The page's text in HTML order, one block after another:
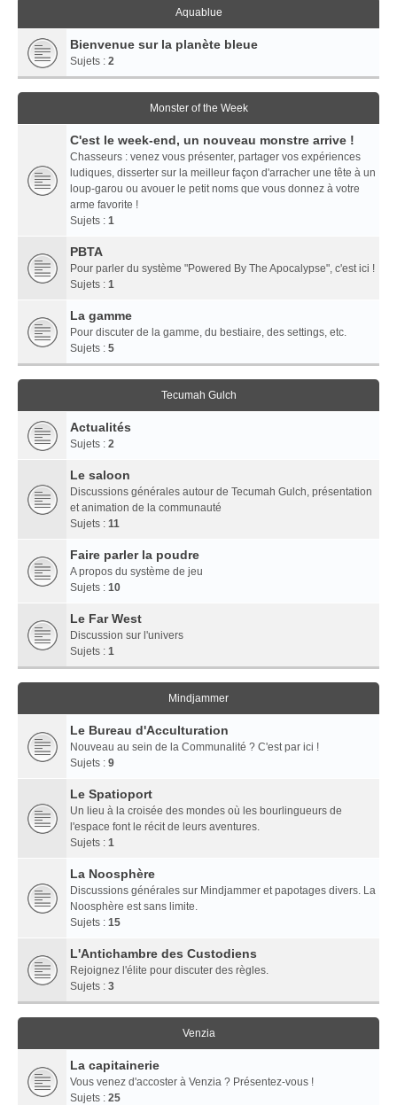
Aquablue
Bienvenue sur la planète bleue
Sujets : 2
Monster of the Week
C'est le week-end, un nouveau monstre arrive !
Chasseurs : venez vous présenter, partager vos expériences
ludiques, disserter sur la meilleur façon d'arracher une tête à un
loup-garou ou avouer le petit noms que vous donnez à votre
arme favorite !
Sujets : 1
PBTA
Pour parler du système "Powered By The Apocalypse", c'est ici !
Sujets : 1
La gamme
Pour discuter de la gamme, du bestiaire, des settings, etc.
Sujets : 5
Tecumah Gulch
Actualités
Sujets : 2
Le saloon
Discussions générales autour de Tecumah Gulch, présentation
et animation de la communauté
Sujets : 11
Faire parler la poudre
A propos du système de jeu
Sujets : 10
Le Far West
Discussion sur l'univers
Sujets : 1
Mindjammer
Le Bureau d'Acculturation
Nouveau au sein de la Communalité ? C'est par ici !
Sujets : 9
Le Spatioport
Un lieu à la croisée des mondes où les bourlingueurs de
l'espace font le récit de leurs aventures.
Sujets : 1
La Noosphère
Discussions générales sur Mindjammer et papotages divers. La
Noosphère est sans limite.
Sujets : 15
L'Antichambre des Custodiens
Rejoignez l'élite pour discuter des règles.
Sujets : 3
Venzia
La capitainerie
Vous venez d'accoster à Venzia ? Présentez-vous !
Sujets : 25